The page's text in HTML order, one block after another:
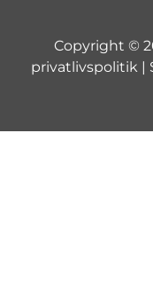
Copyright ©
privatlivspolitik |